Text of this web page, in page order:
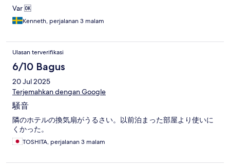
Var 🆗
Kenneth, perjalanan 3 malam
Ulasan terverifikasi
6/10 Bagus
20 Jul 2025
Terjemahkan dengan Google
騒音
隣のホテルの換気扇がうるさい。以前泊まった部屋より使いに
くかった。
TOSHITA, perjalanan 3 malam